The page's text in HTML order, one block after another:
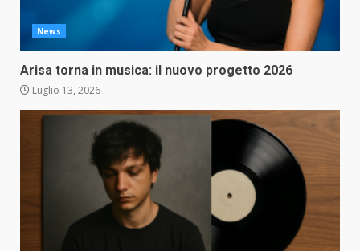
News
Arisa torna in musica: il nuovo progetto 2026
Luglio 13, 2026